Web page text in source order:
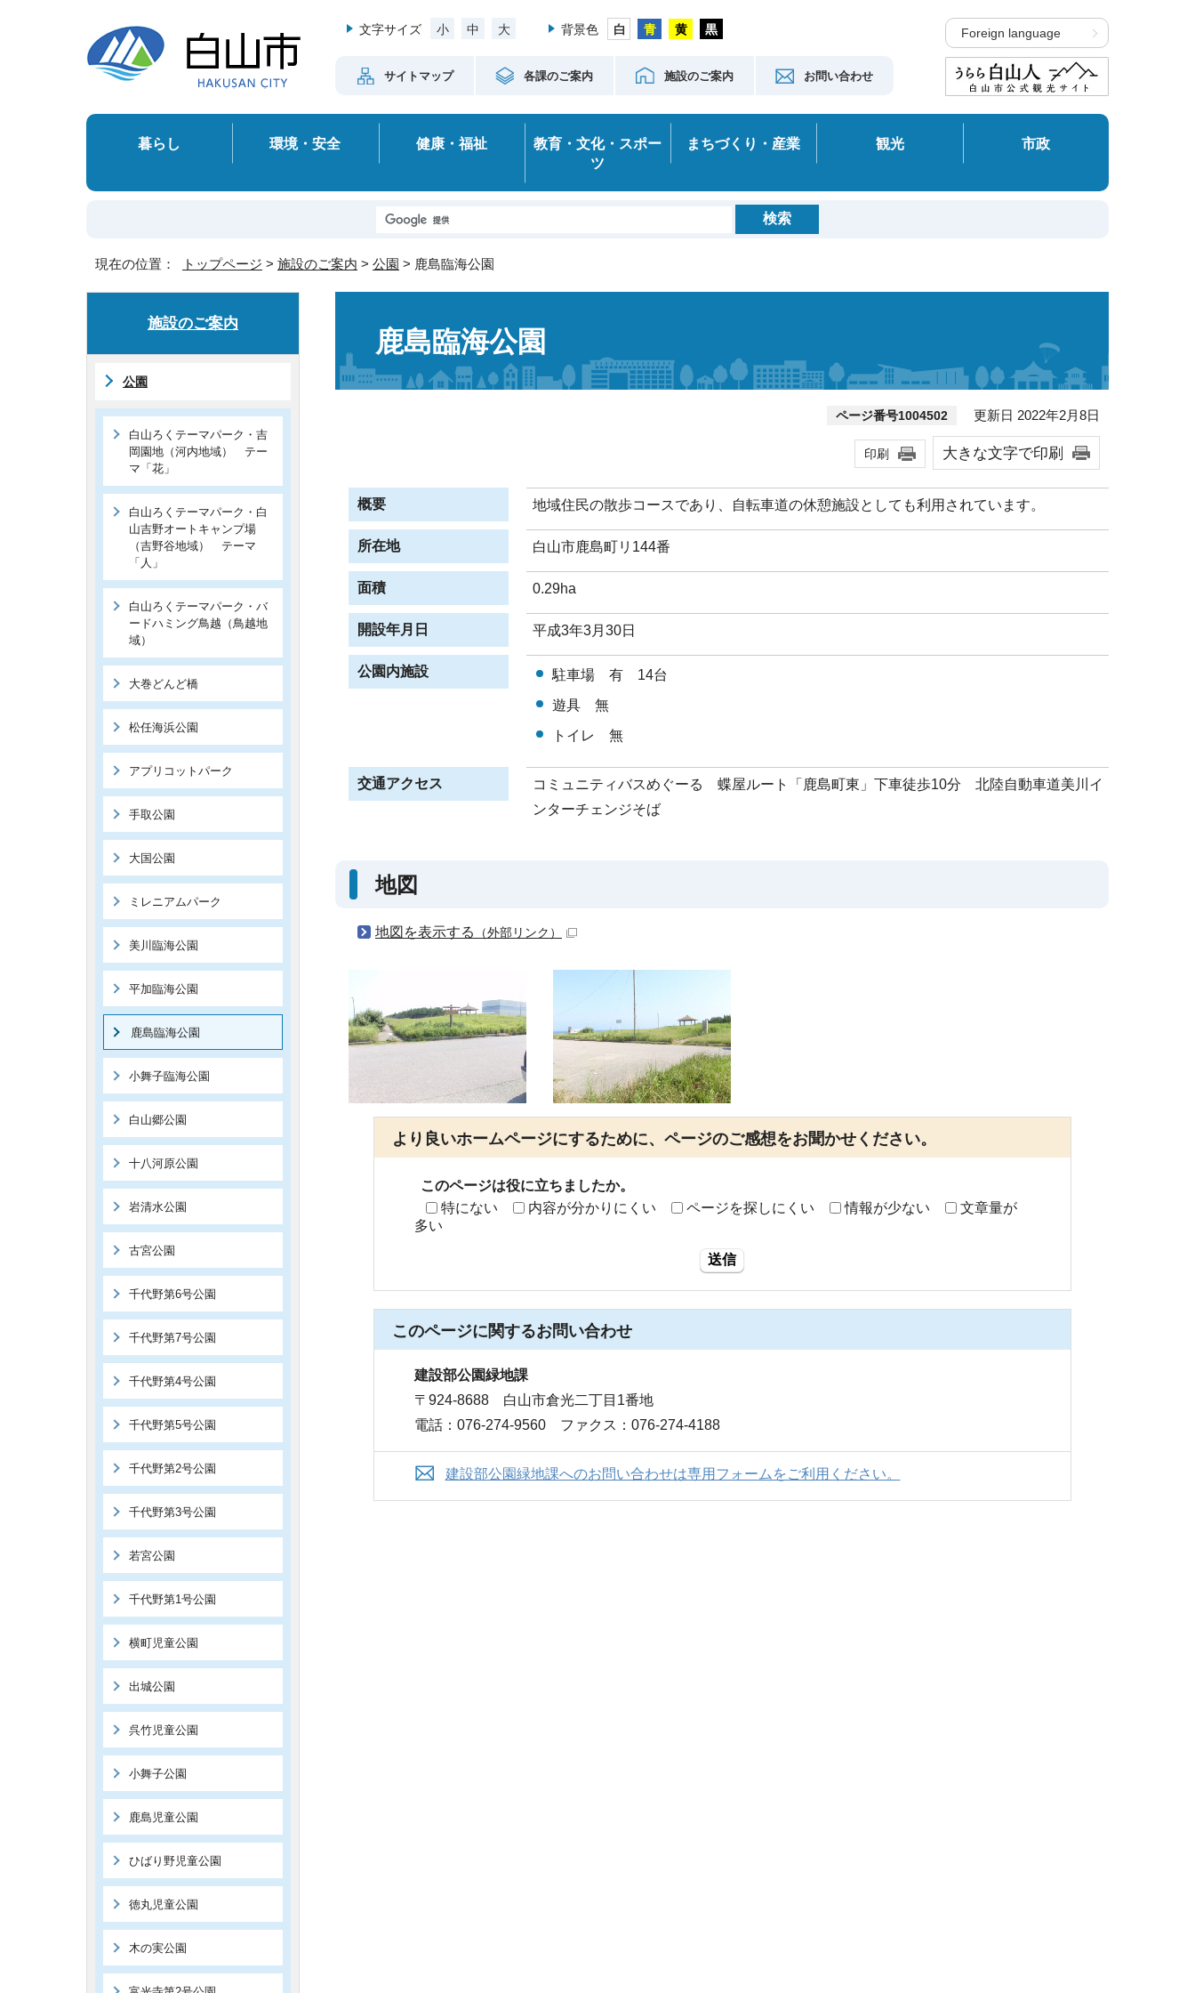
文字サイズ 小 中 大 背景色
サイトマップ 各課のご案内 施設のご案内 お問い合わせ
Foreign language
暮らし 環境・安全 健康・福祉
教育・文化・スポー
ツ
まちづくり・産業 観光 市政
現在の位置： トップページ > 施設のご案内 > 公園 > 鹿島臨海公園
鹿島臨海公園
ページ番号1004502 更新日 2022年2月8日
印刷 大きな文字で印刷
概要 地域住民の散歩コースであり、自転車道の休憩施設としても利用されています。
所在地 白山市鹿島町リ144番
面積 0.29ha
開設年月日 平成3年3月30日
公園内施設
駐車場 有 14台
遊具 無
トイレ 無
交通アクセス
コミュニティバスめぐーる 蝶屋ルート「鹿島町東」下車徒歩10分 北陸自動車道美川イ
ンターチェンジそば
地図
地図を表示する （外部リンク）
より良いホームページにするために、ページのご感想をお聞かせください。
このページは役に立ちましたか。
特にない
内容が分かりにくい ページを探しにくい 情報が少ない
文章量が
多い
送信
このページに関するお問い合わせ
建設部公園緑地課
〒924-8688 白山市倉光二丁目1番地
電話：076-274-9560 ファクス：076-274-4188
建設部公園緑地課へのお問い合わせは専用フォームをご利用ください。
施設のご案内
公園
白山ろくテーマパーク・吉
岡園地（河内地域） テー
マ「花」
白山ろくテーマパーク・白
山吉野オートキャンプ場
（吉野谷地域） テーマ
「人」
白山ろくテーマパーク・バ
ードハミング鳥越（鳥越地
域）
大巻どんど橋
松任海浜公園
アプリコットパーク
手取公園
大国公園
ミレニアムパーク
美川臨海公園
平加臨海公園
鹿島臨海公園
小舞子臨海公園
白山郷公園
十八河原公園
岩清水公園
古宮公園
千代野第6号公園
千代野第7号公園
千代野第4号公園
千代野第5号公園
千代野第2号公園
千代野第3号公園
若宮公園
千代野第1号公園
横町児童公園
出城公園
呉竹児童公園
小舞子公園
鹿島児童公園
ひばり野児童公園
徳丸児童公園
木の実公園